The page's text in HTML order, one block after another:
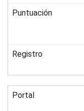
Puntuación
Registro
Portal